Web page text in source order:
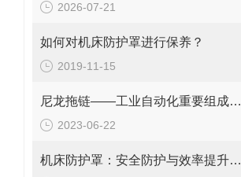
2026-07-21
如何对机床防护罩进行保养？
2019-11-15
尼龙拖链——工业自动化重要组成部分
2023-06-22
机床防护罩：安全防护与效率提升的双重保障